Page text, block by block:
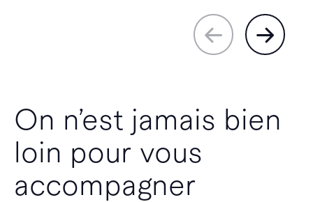
On n’est jamais bien
loin pour vous
accompagner